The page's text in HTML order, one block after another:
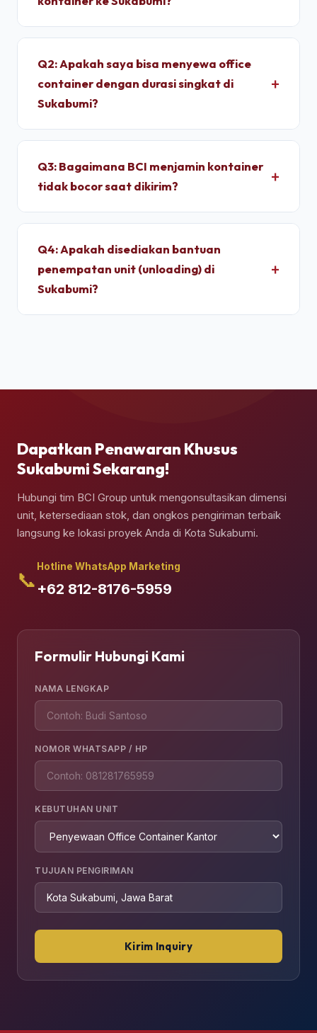
Untuk wilayah Sukabumi, pengiriman standar dry
setelah proses administrasi selesai. Unit
dimobilisasi menggunakan armada truk trailer
langsung dari depo terpusat kami.
Q2: Apakah saya bisa menyewa office
container dengan durasi singkat di
Sukabumi?
Ya, kami melayani penyewaan bulanan dengan
progresif yang lebih ekonomis jika Anda
hingga jangka panjang.
Q3: Bagaimana BCI menjamin kontainer
tidak bocor saat dikirim?
Setiap unit di depo kami wajib melalui pengujian
air bertekanan tinggi untuk memastikan dinding
panel baja corten dan karet pelindung pintu 100%
kedap air sebelum pemuatan.
Q4: Apakah disediakan bantuan
penempatan unit (unloading) di
Sukabumi?
Dapatkan Penawaran Khusus
Sukabumi Sekarang!
Hubungi tim BCI Group untuk mengonsultasikan dimensi
unit, ketersediaan stok, dan ongkos pengiriman terbaik
langsung ke lokasi proyek Anda di Kota Sukabumi.
📞
Hotline WhatsApp Marketing
+62 812-8176-5959
Formulir Hubungi Kami
NAMA LENGKAP
NOMOR WHATSAPP / HP
KEBUTUHAN UNIT
TUJUAN PENGIRIMAN
Kirim Inquiry